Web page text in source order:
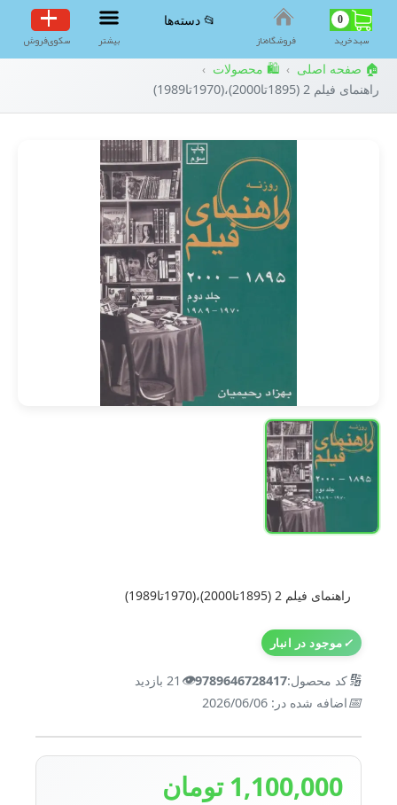
0
سبد‌خرید فروشگاه‌ناز
📂 دسته‌ها
بیشتر سکوی‌فروش
🏠 صفحه اصلی › 🛍️ محصولات ›
راهنمای فیلم 2 (1895تا2000)،(1970تا1989)
راهنمای فیلم 2 (1895تا2000)،(1970تا1989)
✓موجود در انبار
🔢کد محصول:9789646728417
👁️ 21 بازدید
📅اضافه شده در: 2026/06/06
1,100,000 تومان